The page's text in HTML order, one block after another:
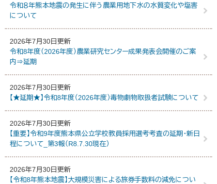
令和８年熊本地震の発生に伴う農業用地下水の水質変化や塩害
について
2026年7月30日更新
令和8年度（2026年度）農業研究センター成果発表会開催のご案
内⇒延期
2026年7月30日更新
【★延期★】令和8年度（2026年度）毒物劇物取扱者試験について
2026年7月30日更新
【重要】令和9年度熊本県公立学校教員採用選考考査の延期・新日
程について_第3報（R8.7.30現在）
2026年7月30日更新
【令和8年熊本地震】大規模災害による旅券手数料の減免につい